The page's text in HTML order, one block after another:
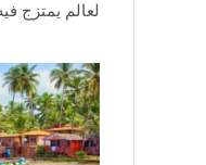
لعالم يمتزج